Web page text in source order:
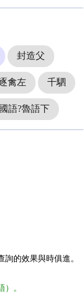
封造父
禽左 千駟
國語?魯語下
的效果與時俱進。
。